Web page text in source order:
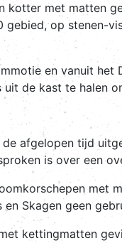
kotter met matten
gebied, op stenen-
en vanuit het
de kast te halen
afgelopen tijd
is over een
met
Skagen geen
kettingmatten